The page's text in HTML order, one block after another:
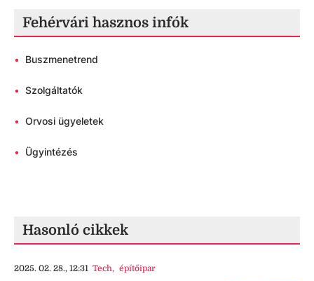
Fehérvári hasznos infók
• Buszmenetrend
• Szolgáltatók
• Orvosi ügyeletek
• Ügyintézés
Hasonló cikkek
2025. 02. 28., 12:31 Tech, építőipar